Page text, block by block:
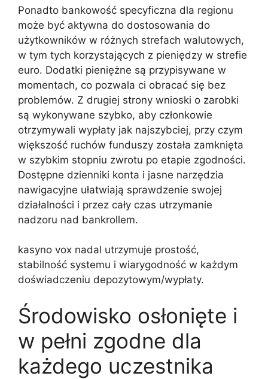
Ponadto bankowość specyficzna dla regionu
może być aktywna do dostosowania do
użytkowników w różnych strefach walutowych,
w tym tych korzystających z pieniędzy w strefie
euro. Dodatki pieniężne są przypisywane w
momentach, co pozwala ci obracać się bez
problemów. Z drugiej strony wnioski o zarobki
są wykonywane szybko, aby członkowie
otrzymywali wypłaty jak najszybciej, przy czym
większość ruchów funduszy została zamknięta
w szybkim stopniu zwrotu po etapie zgodności.
Dostępne dzienniki konta i jasne narzędzia
nawigacyjne ułatwiają sprawdzenie swojej
działalności i przez cały czas utrzymanie
nadzoru nad bankrollem.
kasyno vox nadal utrzymuje prostość,
stabilność systemu i wiarygodność w każdym
doświadczeniu depozytowym/wypłaty.
Środowisko osłonięte i
w pełni zgodne dla
każdego uczestnika